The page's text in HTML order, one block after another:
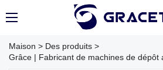
Maison > Des produits >
Grâce | Fabricant de machines de dépôt